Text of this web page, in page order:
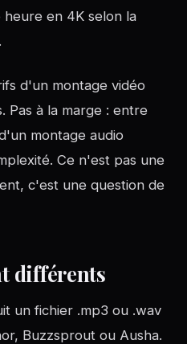
en 4K selon la
d'un montage vidéo
Pas à la marge : entre
montage audio
Ce n'est pas une
c'est une question de
différents
un fichier .mp3 ou .wav
Buzzsprout ou Ausha.